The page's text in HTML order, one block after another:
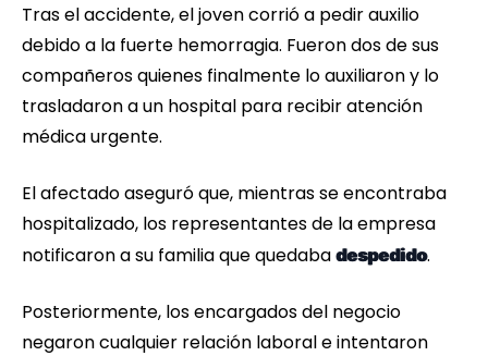
Tras el accidente, el joven corrió a pedir auxilio
debido a la fuerte hemorragia. Fueron dos de sus
compañeros quienes finalmente lo auxiliaron y lo
trasladaron a un hospital para recibir atención
médica urgente.
El afectado aseguró que, mientras se encontraba
hospitalizado, los representantes de la empresa
notificaron a su familia que quedaba despedido.
Posteriormente, los encargados del negocio
negaron cualquier relación laboral e intentaron